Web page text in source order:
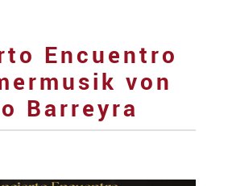
Encuentro
von
Barreyra